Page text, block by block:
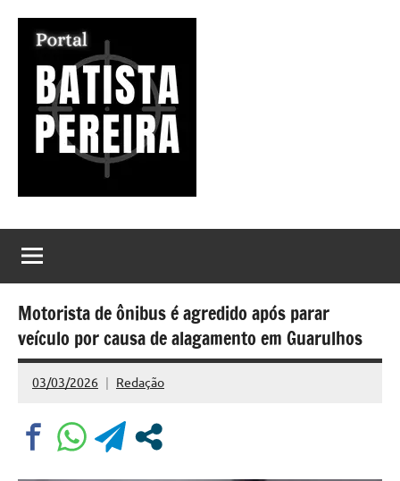
conteúdo
Batista
Pereira
Portal
de
Motorista de ônibus é agredido após parar
veículo por causa de alagamento em Guarulhos
03/03/2026 Redação
Nenhum